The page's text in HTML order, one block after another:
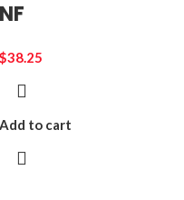
NF
$38.25
Add to cart